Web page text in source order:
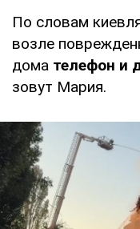
По словам
возле
дома телефон и
зовут Мария.